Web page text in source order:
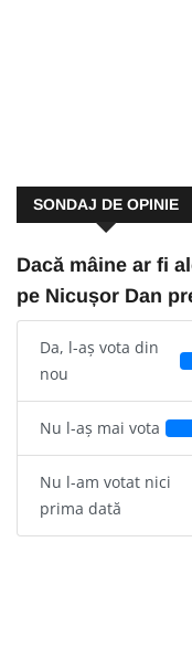
SONDAJ DE OPINIE
Dacă mâine ar fi
pe Nicușor Dan
Da, l-aș vota din
nou
Nu l-aș mai vota
Nu l-am votat nici
prima dată